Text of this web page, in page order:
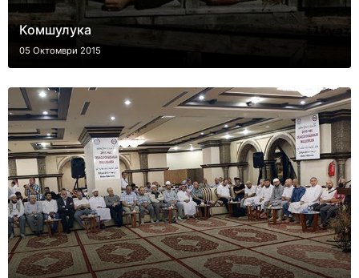
Комшулука
05 Октомври 2015